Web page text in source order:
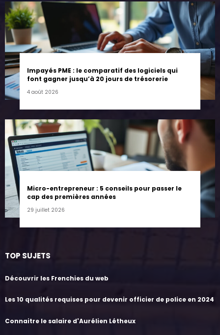
Impayés PME : le comparatif des logiciels qui
font gagner jusqu’à 20 jours de trésorerie
4 août 2026
Micro-entrepreneur : 5 conseils pour passer le
cap des premières années
29 juillet 2026
TOP SUJETS
Découvrir les Frenchies du web
Les 10 qualités requises pour devenir officier de police en 2024
Connaitre le salaire d'Aurélien Létheux